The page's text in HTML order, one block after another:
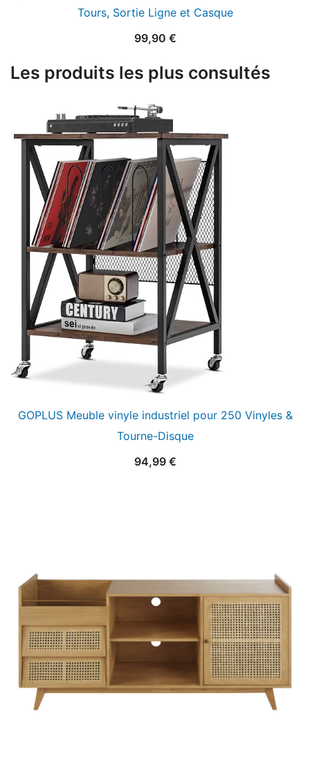
Tours, Sortie Ligne et Casque
99,90 €
Les produits les plus consultés
GOPLUS Meuble vinyle industriel pour 250 Vinyles &
Tourne-Disque
94,99 €